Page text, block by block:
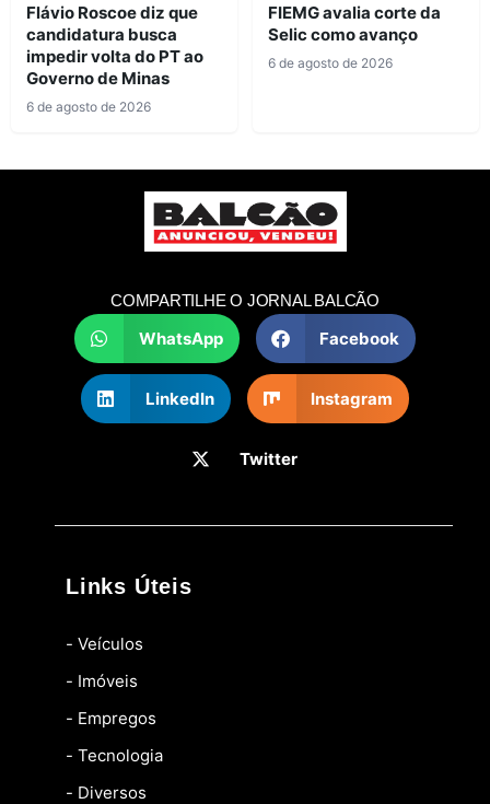
Flávio Roscoe diz que
candidatura busca
impedir volta do PT ao
Governo de Minas
6 de agosto de 2026
FIEMG avalia corte da
Selic como avanço
6 de agosto de 2026
COMPARTILHE O JORNAL BALCÃO
WhatsApp Facebook
LinkedIn Instagram
Twitter
Links Úteis
- Veículos
- Imóveis
- Empregos
- Tecnologia
- Diversos